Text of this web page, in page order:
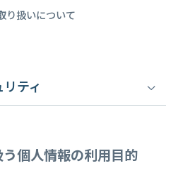
り扱いについて
ティ
個人情報の利用目的